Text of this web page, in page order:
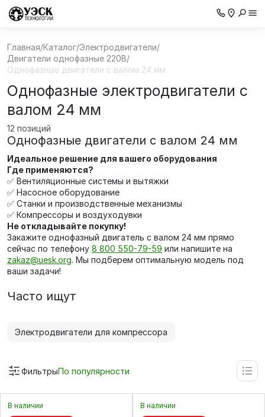
Главная/Каталог/Электродвигатели/
Двигатели однофазные 220В/
Однофазные двигатели с валом 24 мм
Однофазные электродвигатели с
валом 24 мм
12 позиций
Однофазные двигатели с валом 24 мм
Идеальное решение для вашего оборудования
Где применяются?
✅ Вентиляционные системы и вытяжки
✅ Насосное оборудование
✅ Станки и производственные механизмы
✅ Компрессоры и воздуходувки
Не откладывайте покупку!
Закажите однофазный двигатель с валом 24 мм прямо
сейчас по телефону 8 800 550-79-59 или напишите на
zakaz@uesk.org. Мы подберем оптимальную модель под
ваши задачи!
Часто ищут
Электродвигатели для компрессора
ФильтрыПо популярности
В наличии В наличии